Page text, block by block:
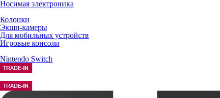
Носимая электроника
Колонки
Экшн-камеры
Для мобильных устройств
Игровые консоли
Nintendo Switch